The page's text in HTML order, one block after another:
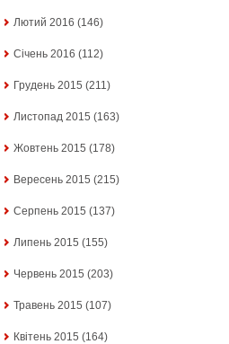
Лютий 2016 (146)
Січень 2016 (112)
Грудень 2015 (211)
Листопад 2015 (163)
Жовтень 2015 (178)
Вересень 2015 (215)
Серпень 2015 (137)
Липень 2015 (155)
Червень 2015 (203)
Травень 2015 (107)
Квітень 2015 (164)